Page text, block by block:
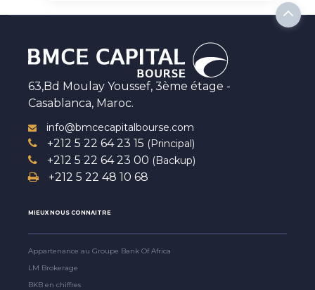
63,Bd Moulay Youssef, 3ème étage -
Casablanca, Maroc.
info@bmcecapitalbourse.com
+212 5 22 64 23 15 (Principal)
+212 5 22 64 23 00 (Backup)
+212 5 22 48 10 68
MIEUX NOUS CONNAITRE
Appartenance au Groupe Bank Of Africa
LM Brokerage
BKB en chiffres